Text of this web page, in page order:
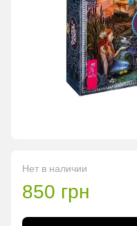
Нет в наличии
850 грн